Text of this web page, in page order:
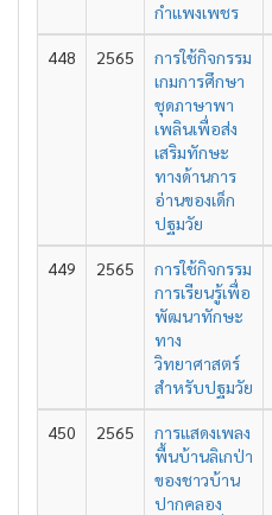
กำแพงเพชร
448 2565
การใช้กิจกรรม
เกมการศึกษา
ชุดภาษาพา
เพลินเพื่อส่ง
เสริมทักษะ
ทางด้านการ
อ่านของเด็ก
ปฐมวัย
449 2565
การใช้กิจกรรม
การเรียนรู้เพื่อ
พัฒนาทักษะ
ทาง
วิทยาศาสตร์
สำหรับปฐมวัย
450 2565
การแสดงเพลง
พื้นบ้านลิเกป่า
ของชาวบ้าน
ปากคลอง